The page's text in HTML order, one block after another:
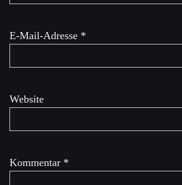
Kommentar *
E-Mail-Adresse *
Website